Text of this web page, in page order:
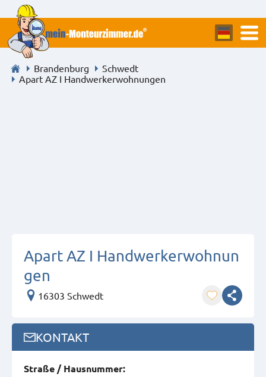
Brandenburg
Schwedt
Apart AZ I Handwerkerwohnungen
Apart AZ I Handwerkerwohnun
gen
16303 Schwedt
KONTAKT
Straße / Hausnummer: